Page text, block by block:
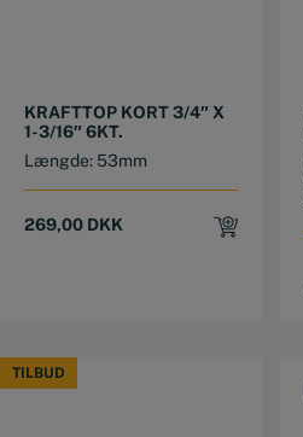
KRAFTTOP KORT 3/4″ X
1-3/16″ 6KT.
Længde: 53mm
269,00 DKK
TILBUD
TILBUD